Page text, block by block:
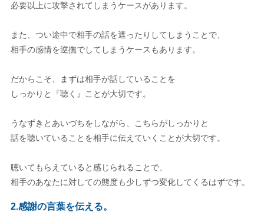
必要以上に攻撃されてしまうケースがあります。
また、つい途中で相手の話を遮ったりしてしまうことで、
相手の感情を逆撫でしてしまうケースもあります。
だからこそ、まずは相手が話していることを
しっかりと『聴く』ことが大切です。
うなずきとあいづちをしながら、こちらがしっかりと
話を聴いていることを相手に伝えていくことが大切です。
聴いてもらえていると感じられることで、
相手のあなたに対しての態度も少しずつ変化してくるはずです。
2.感謝の言葉を伝える。